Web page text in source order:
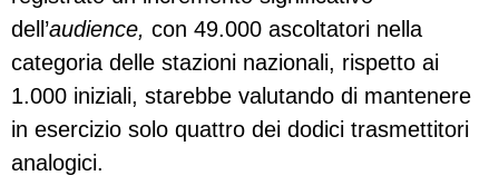
dell’audience, con 49.000 ascoltatori nella
categoria delle stazioni nazionali, rispetto ai
1.000 iniziali, starebbe valutando di mantenere
in esercizio solo quattro dei dodici trasmettitori
analogici.